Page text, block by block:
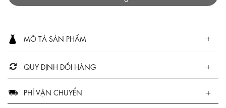
MÔ TẢ SẢN PHẨM
QUY ĐỊNH ĐỔI HÀNG
PHÍ VẬN CHUYỂN